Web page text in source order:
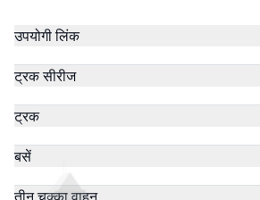
उपयोगी लिंक
ट्रक सीरीज
ट्रक
बसें